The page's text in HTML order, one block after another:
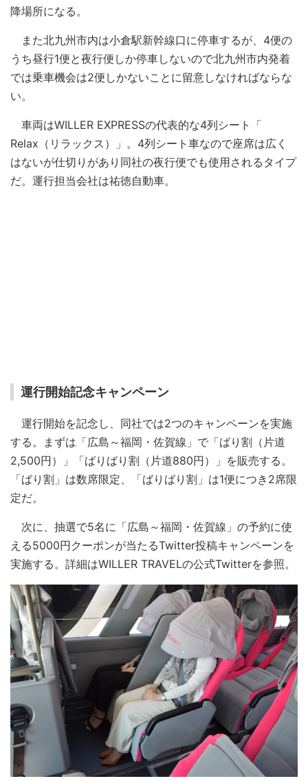
降場所になる。
また北九州市内は小倉駅新幹線口に停車するが、4便の
うち昼行1便と夜行便しか停車しないので北九州市内発着
では乗車機会は2便しかないことに留意しなければならな
い。
車両はWILLER EXPRESSの代表的な4列シート「
Relax（リラックス）」。4列シート車なので座席は広く
はないが仕切りがあり同社の夜行便でも使用されるタイプ
だ。運行担当会社は祐徳自動車。
運行開始記念キャンペーン
運行開始を記念し、同社では2つのキャンペーンを実施
する。まずは「広島～福岡・佐賀線」で「ばり割（片道
2,500円）」「ばりばり割（片道880円）」を販売する。
「ばり割」は数席限定、「ばりばり割」は1便につき2席限
定だ。
次に、抽選で5名に「広島～福岡・佐賀線」の予約に使
える5000円クーポンが当たるTwitter投稿キャンペーンを
実施する。詳細はWILLER TRAVELの公式Twitterを参照。